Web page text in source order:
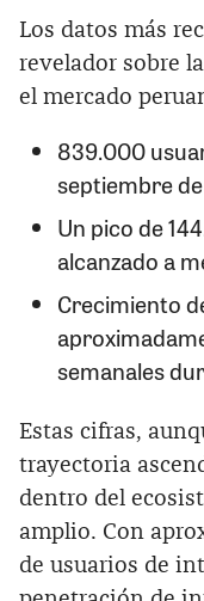
Los datos más
revelador sobre
el mercado
839.000
septiembre
Un pico de
alcanzado a
Crecimiento
semanales
Estas cifras,
trayectoria
dentro del
amplio. Con
de usuarios de